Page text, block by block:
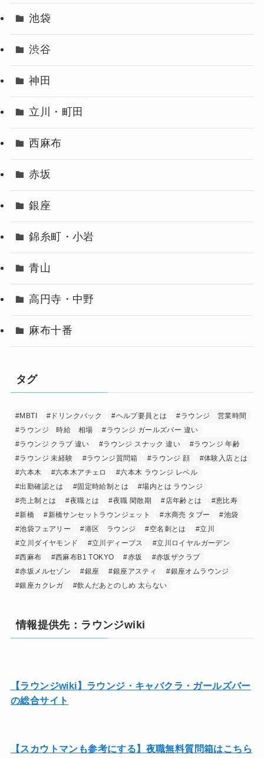
池袋
渋谷
神田
立川・町田
西麻布
赤坂
銀座
錦糸町・小岩
青山
高円寺・中野
麻布十番
タグ
#MBTI #ドリンクバック #ヘルプ要員とは
#ラウンジ 営業時間
#ラウンジ 時給 相場
#ラウンジ ガールズバー 違い
#ラウンジ クラブ 違い
#ラウンジ スナック 違い
#ラウンジ 年齢
#ラウンジ 未経験
#ラウンジ質問箱 #ラウンジ 顔
#体験入店とは
#六本木
#六本木アチェロ
#六本木 ラウンジ レベル
#出勤確認とは
#固定時給制とは
#場内とは ラウンジ
#売上制とは
#夜職とは #夜職 閑散期 #店年齢とは
#恵比寿
#新橋
#新橋サンセットラウンジェット #水商売 タブー
#池袋
#池袋フェアリー
#港区 ラウンジ #空名刺とは
#立川
#立川ダイヤモンド
#立川ディープス
#立川ロイヤルガーデン
#西麻布
#西麻布B1 TOKYO #赤坂
#赤坂ザクラブ
#赤坂メルセゾン
#銀座 #銀座アスティ
#銀座オムラウンジ
#銀座カクレガ
#飲んだあとのしめ 太らない
情報提供先：ラウンジwiki
【ラウンジwiki】ラウンジ・キャバクラ・ガールズバー
の総合サイト
【スカウトマンも参考にする】夜職無料質問箱はこちら